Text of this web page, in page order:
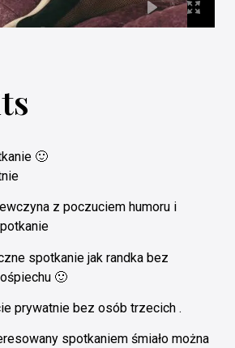
🙂
z poczuciem humoru i
spotkanie jak randka bez
🙂
prywatnie bez osób trzecich .
spotkaniem śmiało można